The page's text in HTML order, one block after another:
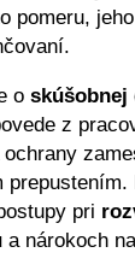
pomeru,
o skúšobnej
z
prepustením.
pri
a nárokoch